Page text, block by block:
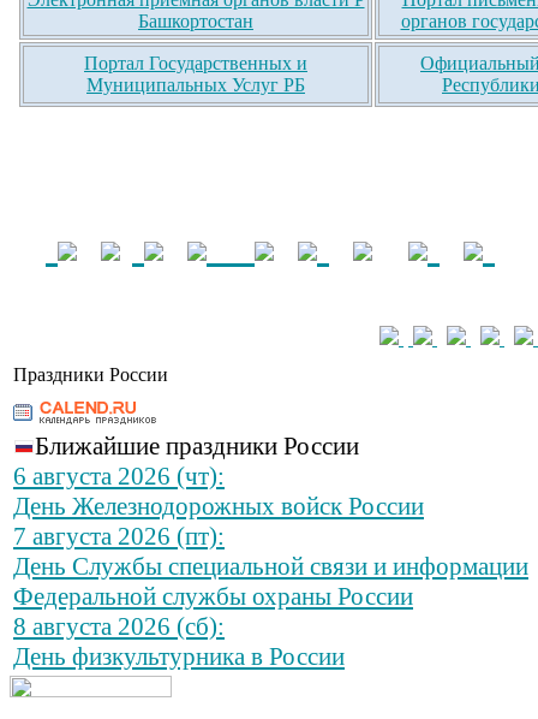
Башкортостан
органов
Портал Государственных и
Муниципальных Услуг РБ
Официальный
Праздники России
Ближайшие праздники России
6 августа 2026 (чт):
День Железнодорожных войск России
7 августа 2026 (пт):
День Службы специальной связи и информации
Федеральной службы охраны России
8 августа 2026 (сб):
День физкультурника в России